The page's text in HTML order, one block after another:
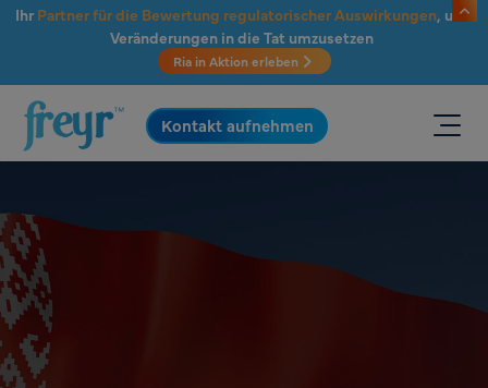
Zum Hauptinhalt springen
Ihr Partner für die Bewertung regulatorischer Auswirkungen, um
Veränderungen in die Tat umzusetzen
Ria in Aktion erleben
.
Kontakt aufnehmen